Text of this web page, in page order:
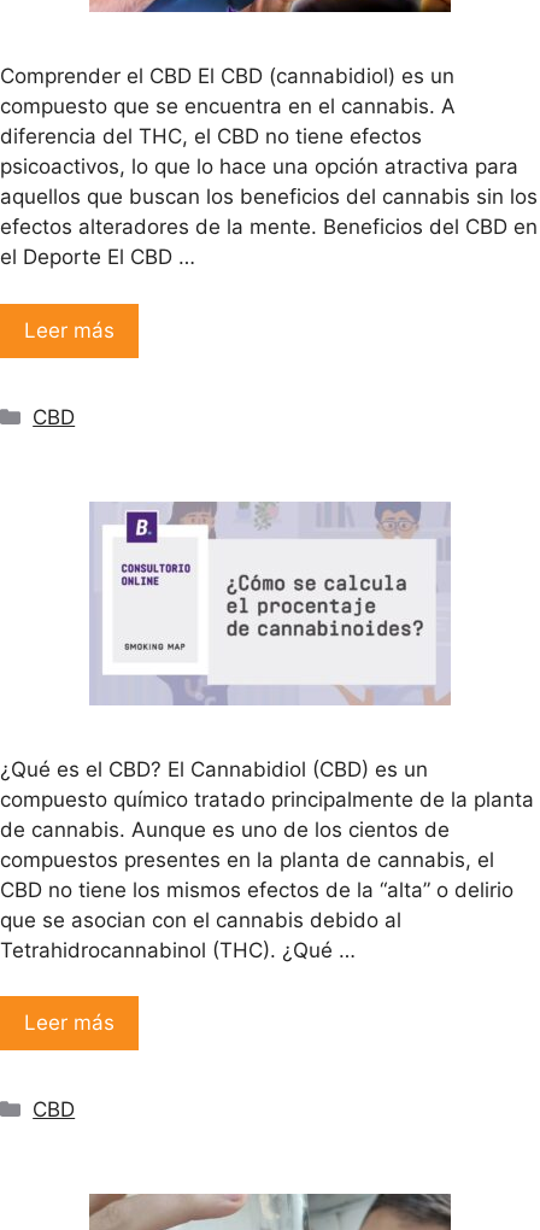
Comprender el CBD El CBD (cannabidiol) es un
compuesto que se encuentra en el cannabis. A
diferencia del THC, el CBD no tiene efectos
psicoactivos, lo que lo hace una opción atractiva para
aquellos que buscan los beneficios del cannabis sin los
efectos alteradores de la mente. Beneficios del CBD en
el Deporte El CBD …
Leer más
Categorías
CBD
¿Qué es el CBD? El Cannabidiol (CBD) es un
compuesto químico tratado principalmente de la planta
de cannabis. Aunque es uno de los cientos de
compuestos presentes en la planta de cannabis, el
CBD no tiene los mismos efectos de la “alta” o delirio
que se asocian con el cannabis debido al
Tetrahidrocannabinol (THC). ¿Qué …
Leer más
Categorías
CBD